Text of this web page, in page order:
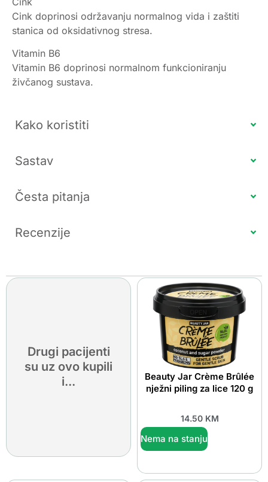
Cink doprinosi održavanju normalnog vida i zaštiti
stanica od oksidativnog stresa.
Vitamin B6
Vitamin B6 doprinosi normalnom funkcioniranju
živčanog sustava.
Kako koristiti
Sastav
Česta pitanja
Recenzije
Drugi pacijenti
su uz ovo kupili
i...
Beauty Jar Crème Brûlée
nježni piling za lice 120 g
14.50 KM
Nema na stanju